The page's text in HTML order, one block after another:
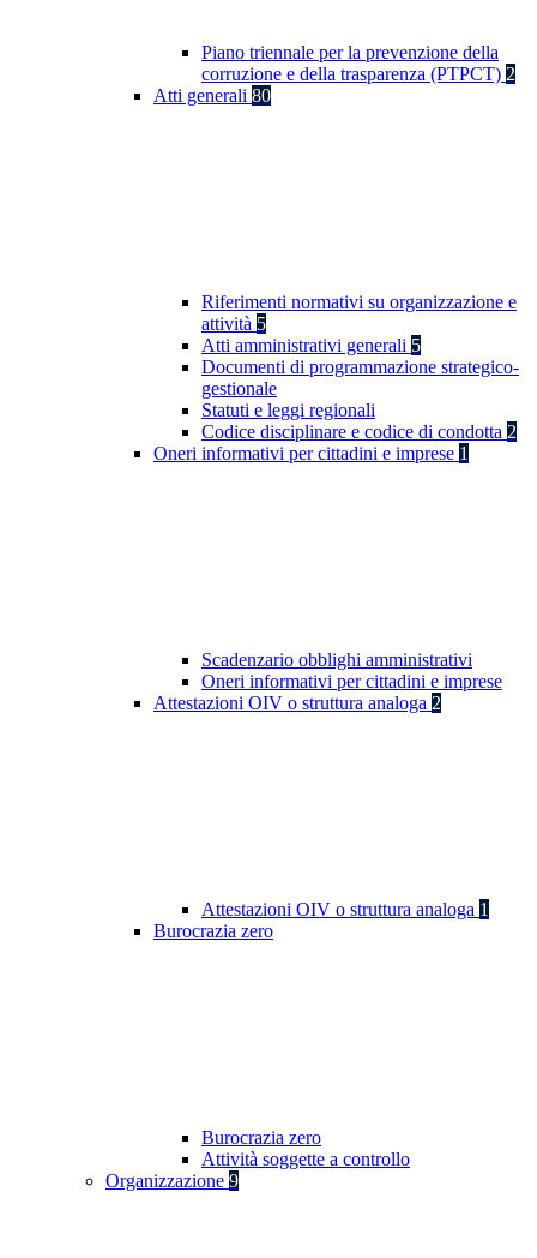
Piano triennale per la prevenzione della
corruzione e della trasparenza (PTPCT) 2
Atti generali 80
Riferimenti normativi su organizzazione e
attività 5
Atti amministrativi generali 5
Documenti di programmazione strategico-
gestionale
Statuti e leggi regionali
Codice disciplinare e codice di condotta 2
Oneri informativi per cittadini e imprese 1
Scadenzario obblighi amministrativi
Oneri informativi per cittadini e imprese
Attestazioni OIV o struttura analoga 2
Attestazioni OIV o struttura analoga 1
Burocrazia zero
Burocrazia zero
Attività soggette a controllo
Organizzazione 9